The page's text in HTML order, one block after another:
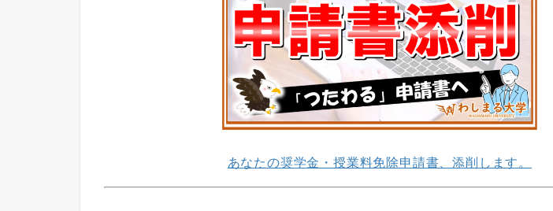
あなたの奨学金・授業料免除申請書、添削します。